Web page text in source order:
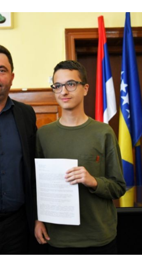
новчану помоћ за набавку школског
гориво доступни од 13. марта до
КАРТИЦЕ
6. и 7. августа
Вера Ујић